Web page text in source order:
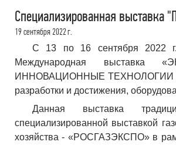
Специализированная выставка
19 сентября 2022 г.
С 13 по 16 сентября 2022
Международная выставка
ИННОВАЦИОННЫЕ ТЕХНОЛОГИИ И
разработки и достижения,
Данная выставка
специализированной выставкой
хозяйства - «РОСГАЗЭКСПО» в